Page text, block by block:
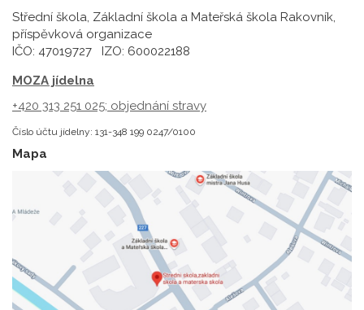
Střední škola, Základní škola a Mateřská škola Rakovník,
příspěvková organizace
IČO: 47019727 IZO: 600022188
MOZA jídelna
+420 313 251 025; objednání stravy
Číslo účtu jídelny: 131-348 199 0247/0100
Mapa